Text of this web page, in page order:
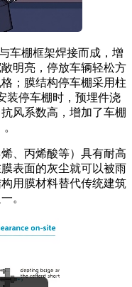
车棚框架焊接而成，增
明亮，停放车辆轻松方
；膜结构停车棚采用柱
装停车棚时，预埋件浇
风系数高，增加了车棚
、丙烯酸等）具有耐高
表面的灰尘就可以被雨
用膜材料替代传统建筑
。